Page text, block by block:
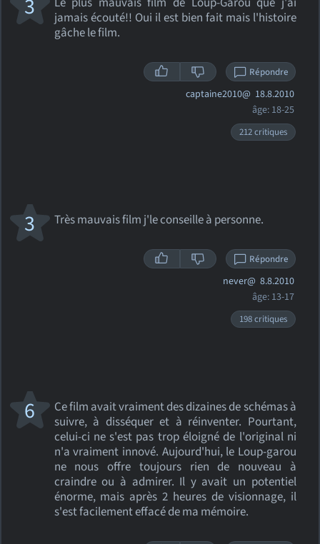
jamais écouté!! Oui il est bien fait mais l'histoire
gâche le film.
3
Répondre
captaine2010@ 18.8.2010
âge: 18-25
212 critiques
Très mauvais film j'le conseille à personne.
3
Répondre
never@ 8.8.2010
âge: 13-17
198 critiques
Ce film avait vraiment des dizaines de schémas à
suivre, à disséquer et à réinventer. Pourtant,
celui-ci ne s'est pas trop éloigné de l'original ni
n'a vraiment innové. Aujourd'hui, le Loup-garou
ne nous offre toujours rien de nouveau à
craindre ou à admirer. Il y avait un potentiel
énorme, mais après 2 heures de visionnage, il
s'est facilement effacé de ma mémoire.
6